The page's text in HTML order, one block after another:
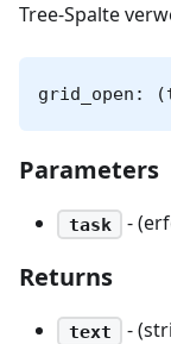
Tree-Spalte
grid_open:
Parameters
task -
Returns
text
-